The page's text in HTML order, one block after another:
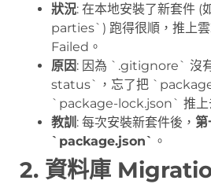
狀況: 在本地安裝了新套件
parties`) 跑得很順，推上
Failed。
原因: 因為 `.gitignore` 沒
status`，忘了把
`package-lock.json` 推上
教訓 : 每次安裝新套件後，
`package.json` 。
2. 資料庫